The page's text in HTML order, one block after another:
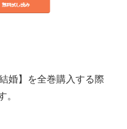
婚】を全巻購入する際
。